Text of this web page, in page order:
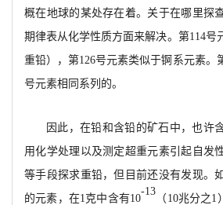
概在地球的某处存在着。关于在哪里探
期律表从化学性质方面来解决。第114号
重铅），第126号元素类似于锕系元素。
号元素相同系列的。
因此 ，在铅和含铅的矿石中，也许
用化学处理以及测定超重元素引起自发
等手段探求重铅，但目前还没有发现。
的元素，在1克中含有10
-13
（ 10兆分之1